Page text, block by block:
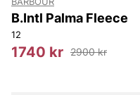
B.Intl Palma Fleece
12
1740 kr 2900 kr